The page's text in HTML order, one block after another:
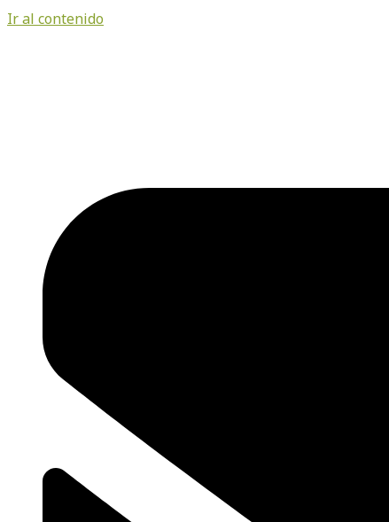
Ir al contenido